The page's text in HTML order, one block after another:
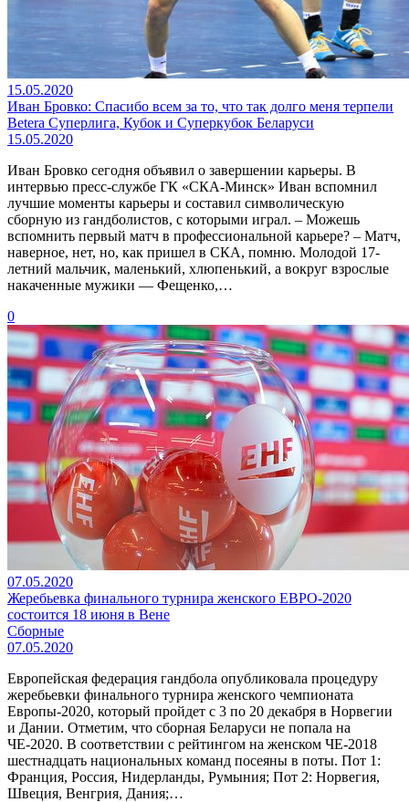
15.05.2020
Иван Бровко: Спасибо всем за то, что так долго меня терпели
Betera Суперлига, Кубок и Суперкубок Беларуси
15.05.2020
Иван Бровко сегодня объявил о завершении карьеры. В
интервью пресс-службе ГК «СКА-Минск» Иван вспомнил
лучшие моменты карьеры и составил символическую
сборную из гандболистов, с которыми играл. – Можешь
вспомнить первый матч в профессиональной карьере? – Матч,
наверное, нет, но, как пришел в СКА, помню. Молодой 17-
летний мальчик, маленький, хлюпенький, а вокруг взрослые
накаченные мужики — Фещенко,…
0
07.05.2020
Жеребьевка финального турнира женского ЕВРО-2020
состоится 18 июня в Вене
Сборные
07.05.2020
Европейская федерация гандбола опубликовала процедуру
жеребьевки финального турнира женского чемпионата
Европы-2020, который пройдет с 3 по 20 декабря в Норвегии
и Дании. Отметим, что сборная Беларуси не попала на
ЧЕ-2020. В соответствии с рейтингом на женском ЧЕ-2018
шестнадцать национальных команд посеяны в поты. Пот 1:
Франция, Россия, Нидерланды, Румыния; Пот 2: Норвегия,
Швеция, Венгрия, Дания;…